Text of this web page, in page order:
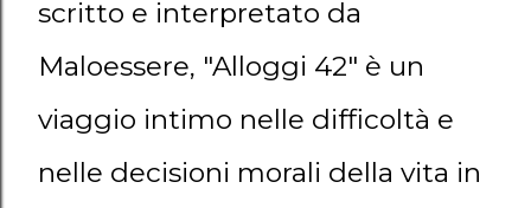
scritto e interpretato da
Maloessere, "Alloggi 42" è un
viaggio intimo nelle difficoltà e
nelle decisioni morali della vita in